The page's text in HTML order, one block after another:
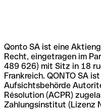
Qonto SA ist eine
Recht, eingetragen im
489 626) mit Sitz in 18
Frankreich. QONTO SA
Aufsichtsbehörde
Résolution (ACPR)
Zahlungsinstitut (Lizenz